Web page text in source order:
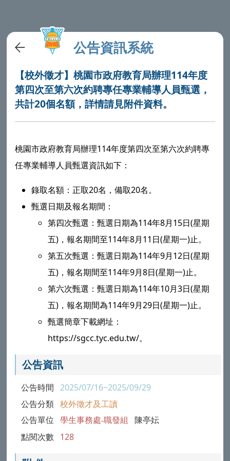
公告資訊系統
【校外徵才】桃園市政府教育局辦理114年度
第四次至第六次約聘專任專業輔導人員甄選，
共計20個名額，詳情請見附件資料。
桃園市政府教育局辦理114年度第四次至第六次約聘專
任專業輔導人員甄選資訊如下：
錄取名額：正取20名，備取20名。
甄選日期及報名期間：
第四次甄選：甄選日期為114年8月15日(星期
五)，報名期間至114年8月11日(星期一)止。
第五次甄選：甄選日期為114年9月12日(星期
五)，報名期間至114年9月8日(星期一)止。
第六次甄選：甄選日期為114年10月3日(星期
五)，報名期間為114年9月29日(星期一)止。
甄選簡章下載網址：
https://sgcc.tyc.edu.tw/。
公告資訊
公告時間 2025/07/16~2025/09/29
公告分類 校外徵才及工讀
公告單位 學生事務處-職發組 陳亭妘
點閱次數 128